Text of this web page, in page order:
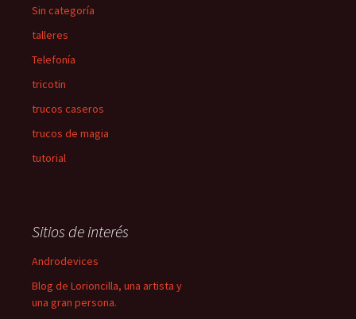
Sin categoría
talleres
Telefonía
tricotin
trucos caseros
trucos de magia
tutorial
Sitios de interés
Androdevices
Blog de Lorioncilla, una artista y
una gran persona.